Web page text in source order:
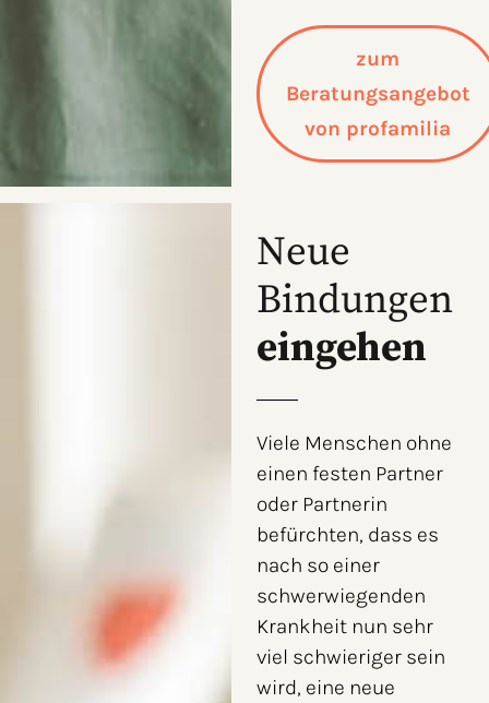
zum
Beratungsangebot
von profamilia
Neue
Bindungen
eingehen
Viele Menschen ohne
einen festen Partner
oder Partnerin
befürchten, dass es
nach so einer
schwerwiegenden
Krankheit nun sehr
viel schwieriger sein
wird, eine neue